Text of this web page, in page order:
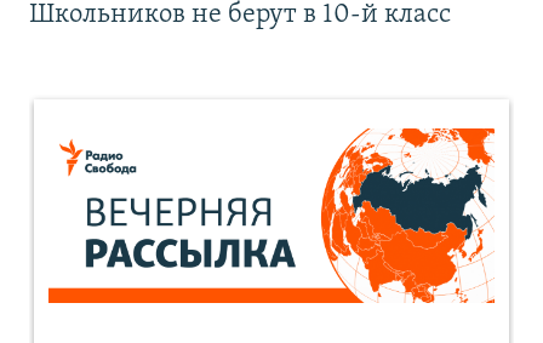
Школьников не берут в 10-й класс